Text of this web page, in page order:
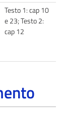
Testo 1: cap 10
e 23; Testo 2:
cap 12